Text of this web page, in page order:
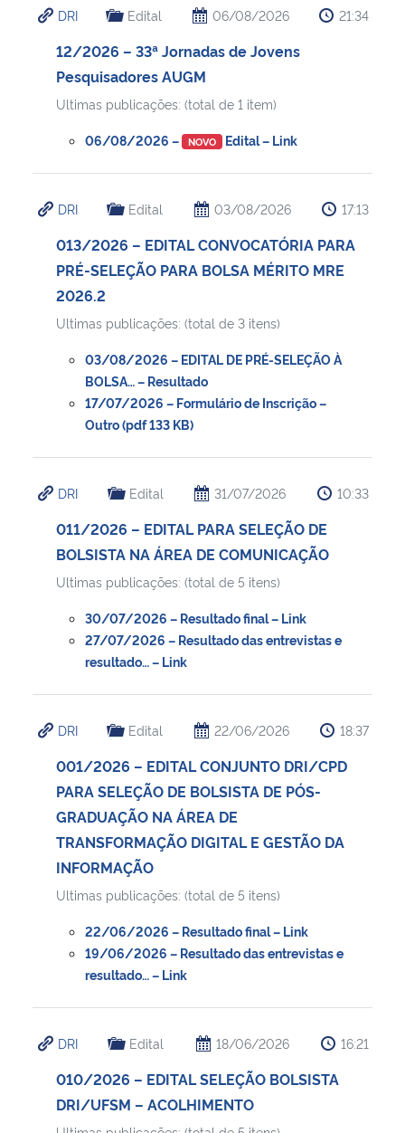
Ministério da Cidadania
Ministério de Minas e Energia
Ministério do Meio Ambiente
Ministério do Turismo
Ministério do Desenvolvimento Regional
Ministério da Mulher, da Família e dos Direitos Humanos
Secretaria de Governo
Gabinete de Segurança Institucional
Advocacia-Geral da União
Banco Central do Brasil
DRI Edital 06/08/2026 21:34
12/2026 – 33ª Jornadas de Jovens
Pesquisadores AUGM
Ultimas publicações: (total de 1 item)
06/08/2026 – NOVO Edital – Link
DRI Edital 03/08/2026 17:13
013/2026 – EDITAL CONVOCATÓRIA PARA
PRÉ-SELEÇÃO PARA BOLSA MÉRITO MRE
2026.2
Ultimas publicações: (total de 3 itens)
03/08/2026 – EDITAL DE PRÉ-SELEÇÃO À
BOLSA… – Resultado
17/07/2026 – Formulário de Inscrição –
Outro (pdf 133 KB)
DRI Edital 31/07/2026 10:33
011/2026 – EDITAL PARA SELEÇÃO DE
BOLSISTA NA ÁREA DE COMUNICAÇÃO
Ultimas publicações: (total de 5 itens)
30/07/2026 – Resultado final – Link
27/07/2026 – Resultado das entrevistas e
resultado… – Link
DRI Edital 22/06/2026 18:37
001/2026 – EDITAL CONJUNTO DRI/CPD
PARA SELEÇÃO DE BOLSISTA DE PÓS-
GRADUAÇÃO NA ÁREA DE
TRANSFORMAÇÃO DIGITAL E GESTÃO DA
INFORMAÇÃO
Ultimas publicações: (total de 5 itens)
22/06/2026 – Resultado final – Link
19/06/2026 – Resultado das entrevistas e
resultado… – Link
DRI Edital 18/06/2026 16:21
010/2026 – EDITAL SELEÇÃO BOLSISTA
DRI/UFSM – ACOLHIMENTO